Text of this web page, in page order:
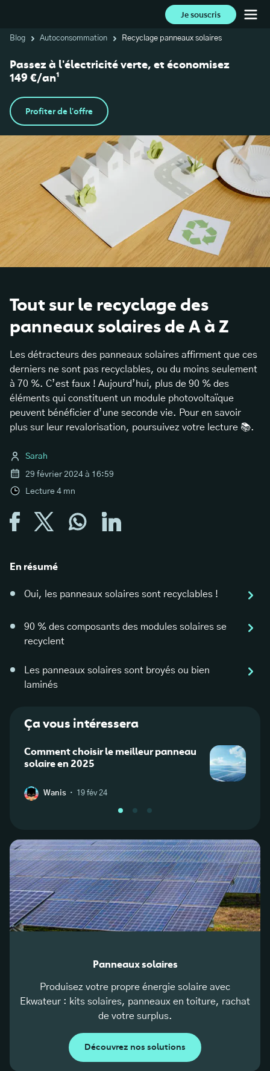
Je souscris
Blog Autoconsommation Recyclage panneaux solaires
Passez à l'électricité verte, et économisez
149 €/an¹
Profiter de l'offre
Tout sur le recyclage des
panneaux solaires de A à Z
Les détracteurs des panneaux solaires affirment que ces
derniers ne sont pas recyclables, ou du moins seulement
à 70 %. C’est faux ! Aujourd’hui, plus de 90 % des
éléments qui constituent un module photovoltaïque
peuvent bénéficier d’une seconde vie. Pour en savoir
plus sur leur revalorisation, poursuivez votre lecture 📚.
Sarah
29 février 2024 à 16:59
Lecture 4 mn
En résumé
Oui, les panneaux solaires sont recyclables !
90 % des composants des modules solaires se
recyclent
Les panneaux solaires sont broyés ou bien
laminés
Ça vous intéressera
Comment choisir le meilleur panneau
solaire en 2025
Wanis · 19 fév 24
Panneaux solaires
Produisez votre propre énergie solaire avec
Ekwateur : kits solaires, panneaux en toiture, rachat
de votre surplus.
Découvrez nos solutions